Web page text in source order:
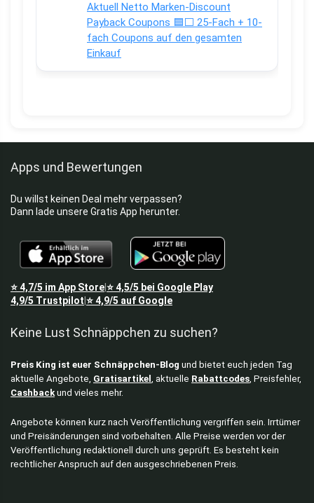
Aktuell Netto Marken-Discount
Payback Coupons 🟦⬜ 25-Fach + 10-
fach Coupons auf den gesamten
Einkauf
Apps und Bewertungen
Du willst keinen Deal mehr verpassen?
Dann lade unsere Gratis App herunter.
⭐4,7/5 im App Store⭐4,5/5 bei Google Play
4,9/5 Trustpilot ⭐4,9/5 auf Google
Keine Lust Schnäppchen zu suchen?
Preis King ist euer Schnäppchen-Blog und bietet euch jeden Tag
aktuelle Angebote, Gratisartikel , aktuelle Rabattcodes , Preisfehler,
Cashback und vieles mehr.
Angebote können kurz nach Veröffentlichung vergriffen sein. Irrtümer
und Preisänderungen sind vorbehalten. Alle Preise werden vor der
Veröffentlichung redaktionell durch uns geprüft. Es besteht kein
rechtlicher Anspruch auf den ausgeschriebenen Preis.